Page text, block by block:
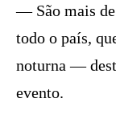
— São mais
todo o país,
noturna —
evento.